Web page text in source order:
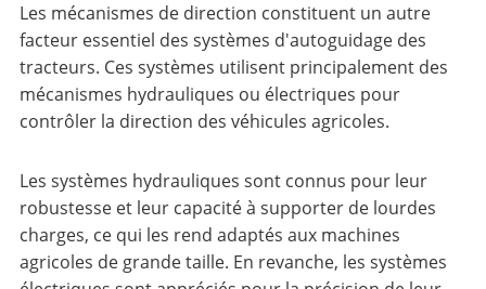
Les mécanismes de direction constituent un autre
facteur essentiel des systèmes d'autoguidage des
tracteurs. Ces systèmes utilisent principalement des
mécanismes hydrauliques ou électriques pour
contrôler la direction des véhicules agricoles.
Les systèmes hydrauliques sont connus pour leur
robustesse et leur capacité à supporter de lourdes
charges, ce qui les rend adaptés aux machines
agricoles de grande taille. En revanche, les systèmes